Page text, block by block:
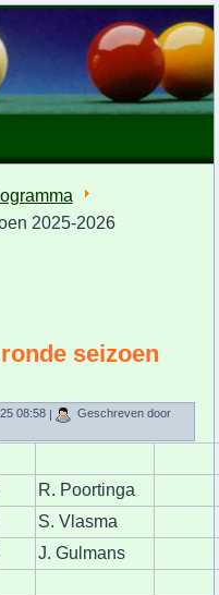
2025-2026
seizoen
08:58 |
Geschreven door
R. Poortinga
S. Vlasma
J. Gulmans